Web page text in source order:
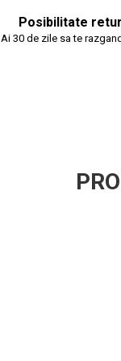
Posibilitate retur
Ai 30 de zile sa te